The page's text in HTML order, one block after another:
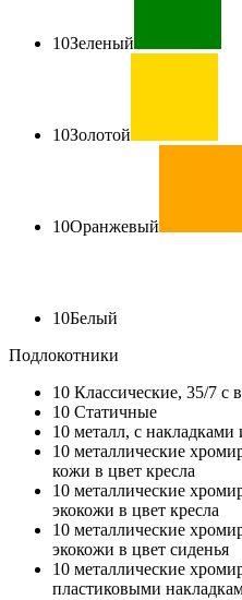
10Зеленый
10Золотой
10Оранжевый
10Белый
Подлокотники
10 Классические, 35/7 с
10 Статичные
10 металл, с накладками
10 металлические
кожи в цвет кресла
10 металлические
экокожи в цвет кресла
10 металлические
экокожи в цвет сиденья
10 металлические
пластиковыми